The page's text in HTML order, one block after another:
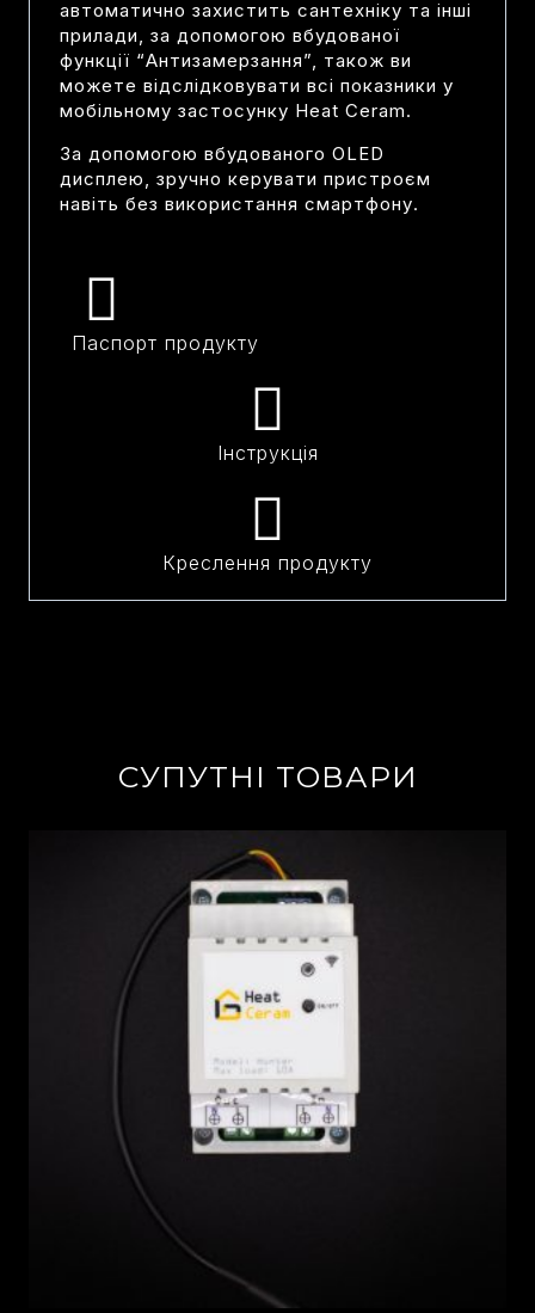
автоматично захистить сантехніку та інші
прилади, за допомогою вбудованої
функції “Антизамерзання”, також ви
можете відслідковувати всі показники у
мобільному застосунку Heat Ceram.
За допомогою вбудованого OLED
дисплею, зручно керувати пристроєм
навіть без використання смартфону.
Паспорт продукту
Інструкція
Креслення продукту
СУПУТНІ ТОВАРИ